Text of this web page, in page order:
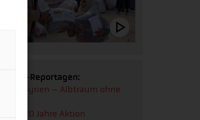
Reportagen:
Syrien – Albtraum ohne
20 Jahre Aktion